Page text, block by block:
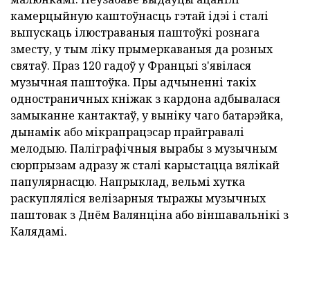
камерцыйную каштоўнасць гэтай ідэі і сталі
выпускаць ілюстраваныя паштоўкі рознага
зместу, у тым ліку прымеркаваныя да розных
святаў. Праз 120 гадоў у Францыі з'явілася
музычная паштоўка. Пры адчыненні такіх
одностраничных кніжак з кардона адбывалася
замыканне кантактаў, у выніку чаго батарэйка,
дынамік або мікрапрацэсар прайгравалі
мелодыю. Паліграфічныя вырабы з музычным
сюрпрызам адразу ж сталі карыстацца вялікай
папулярнасцю. Напрыклад, вельмі хутка
раскупляліся велізарныя тыражы музычных
паштовак з Днём Валянціна або віншавальнікі з
Калядамі.